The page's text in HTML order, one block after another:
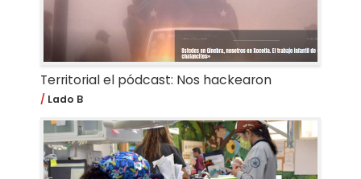
Territorial el pódcast: Nos hackearon
Lado B